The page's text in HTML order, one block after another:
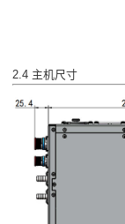
2.4 主机尺寸